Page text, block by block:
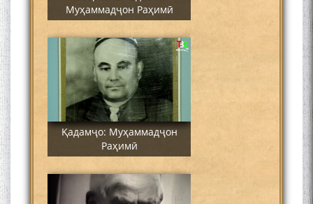
Муҳаммадҷон Раҳимӣ
Қадамҷо: Муҳаммадҷон
Раҳимӣ